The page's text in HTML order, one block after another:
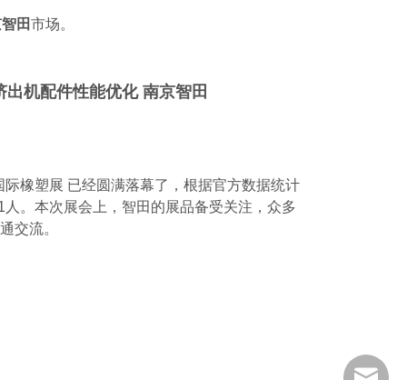
田市场。
出机配件性能优化 南京智田
橡塑展 已经圆满落幕了，根据官方数据统计
。本次展会上，智田的展品备受关注，众多
交流。